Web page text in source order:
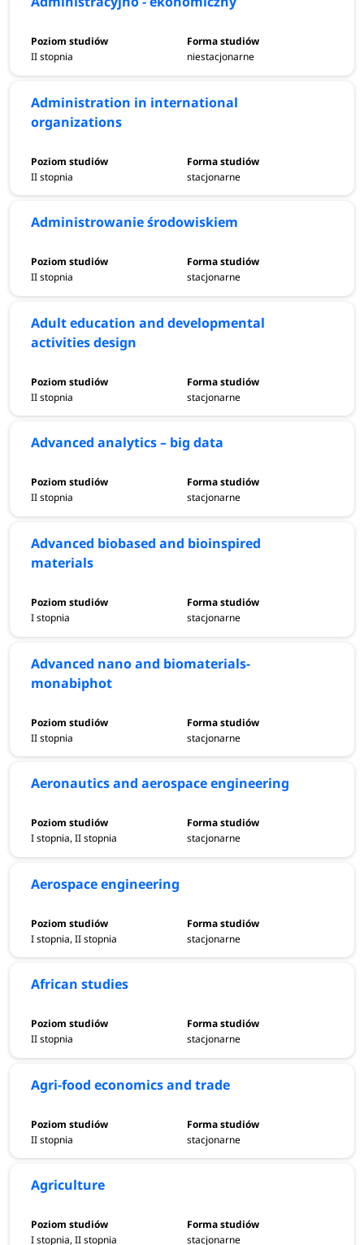
II stopnia niestacjonarne
Administration in international
organizations
II stopnia stacjonarne
Administrowanie środowiskiem
II stopnia stacjonarne
Adult education and developmental
activities design
II stopnia stacjonarne
Advanced analytics – big data
II stopnia stacjonarne
Advanced biobased and bioinspired
materials
I stopnia stacjonarne
Advanced nano and biomaterials-
monabiphot
II stopnia stacjonarne
Aeronautics and aerospace engineering
I stopnia, II stopnia stacjonarne
Aerospace engineering
I stopnia, II stopnia stacjonarne
African studies
II stopnia stacjonarne
Agri-food economics and trade
II stopnia stacjonarne
Agriculture
I stopnia, II stopnia stacjonarne